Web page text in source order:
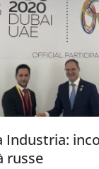
Industria:
russe